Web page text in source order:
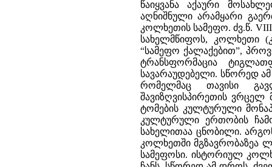
წაიყვანა აქაური
აღნიშნული არამყარი
კოლხეთის სამეფო. ძვ.წ.
სახელმწიფოს, კოლხეთი
“სამეფო ქალაქებით”,
ტრანსფორმაცია
სავარაუდებელი. სწორედ
რომელმაც თავისი
შავიზღვისპირეთის ვრცელ
ტომების კულტურული
კულტურული ერთობის
სახელითაა ცნობილი.
კოლხეთში მგზავრობაზეა
სამეფოსი. ისტორიულ